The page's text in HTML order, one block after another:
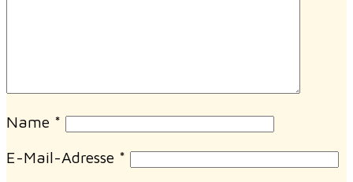
Name *
E-Mail-Adresse *